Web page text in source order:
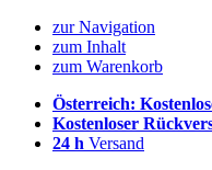
zur Navigation
zum Inhalt
zum Warenkorb
Österreich:
Kostenloser
24 h Versand